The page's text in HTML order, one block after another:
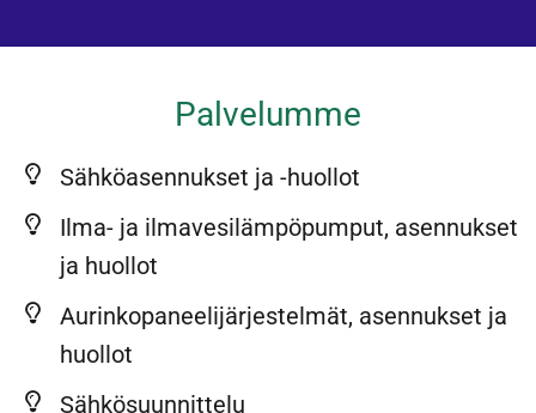
Palvelumme
Sähköasennukset ja -huollot
Ilma- ja ilmavesilämpöpumput, asennukset
ja huollot
Aurinkopaneelijärjestelmät, asennukset ja
huollot
Sähkösuunnittelu